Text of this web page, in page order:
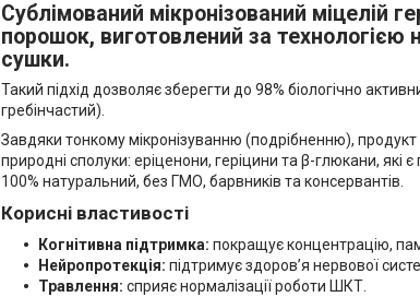
Сублімований мікронізований міцелій
порошок, виготовлений за технологією
сушки.
Такий підхід дозволяє зберегти до 98% біологічно
гребінчастий).
Завдяки тонкому мікронізуванню (подрібненню), продукт
природні сполуки: еріценони, геріцини та β-глюкани,
100% натуральний, без ГМО, барвників та консервантів.
Корисні властивості
Когнітивна підтримка: покращує концентрацію,
Нейропротекція: підтримує здоров’я нервової
Травлення: сприяє нормалізації роботи ШКТ.